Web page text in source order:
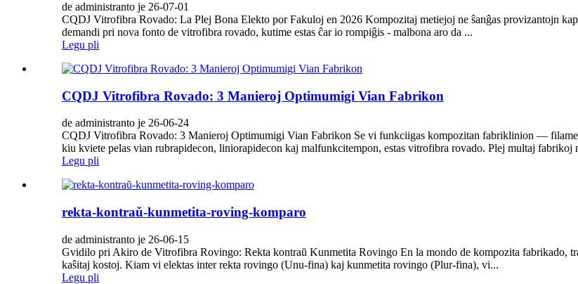
de administranto je 26-07-01
CQDJ Vitrofibra Rovado: La Plej Bona Elekto por Fakuloj en 2026 Kompozitaj metiejoj ne ŝanĝas provizantojn
demandi pri nova fonto de vitrofibra rovado, kutime estas ĉar io rompiĝis - malbona aro da ...
Legu pli
CQDJ Vitrofibra Rovado: 3 Manieroj Optimumigi Vian Fabrikon
de administranto je 26-06-24
CQDJ Vitrofibra Rovado: 3 Manieroj Optimumigi Vian Fabrikon Se vi funkciigas kompozitan fabriklinion —
kiu kviete pelas vian rubrapidecon, liniorapidecon kaj malfunkcitempon, estas vitrofibra rovado. Plej multaj fabrikoj
Legu pli
rekta-kontraŭ-kunmetita-roving-komparo
de administranto je 26-06-15
Gvidilo pri Akiro de Vitrofibra Rovingo: Rekta kontraŭ Kunmetita Rovingo En la mondo de kompozita fabrikado,
kaŝitaj kostoj. Kiam vi elektas inter rekta rovingo (Unu-fina) kaj kunmetita rovingo (Plur-fina), vi...
Legu pli